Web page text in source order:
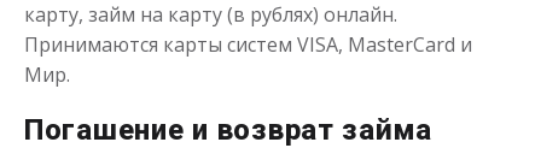
Получить
карту, займ на карту (в рублях) онлайн.
Принимаются карты систем VISA, MasterCard и
Мир.
Погашение и возврат займа